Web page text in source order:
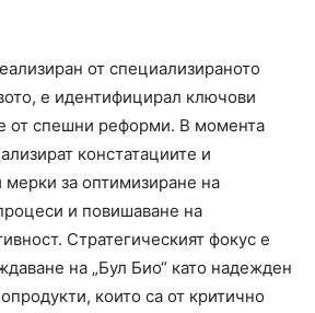
от специализираното
е идентифицирал ключови
от спешни реформи. В момента
констатациите и
мерки за оптимизиране на
и повишаване на
Стратегическият фокус е
на „Бул Био“ като надежден
които са от критично